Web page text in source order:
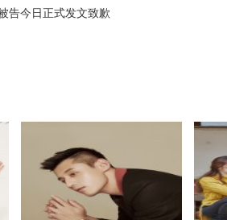
告今日正式发文致歉